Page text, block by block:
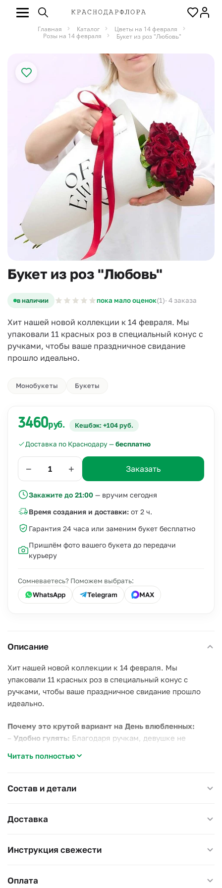
Главная Каталог
Цветы на 14 февраля
Розы на 14 февраля
Букет из роз "Любовь"
Букет из роз "Любовь"
в наличии пока мало оценок(1)· 4 заказа
Хит нашей новой коллекции к 14 февраля. Мы
упаковали 11 красных роз в специальный конус с
ручками, чтобы ваше праздничное свидание
прошло идеально.
Монобукеты Букеты
3460руб. Кешбэк: +104 руб.
Доставка по Краснодару —бесплатно
− + Заказать
Закажите до 21:00 — вручим сегодня
Время создания и доставки: от 2 ч.
Гарантия 24 часа или заменим букет бесплатно
Пришлём фото вашего букета до передачи
курьеру
Сомневаетесь? Поможем выбрать:
WhatsApp
Telegram MAX
Описание
Хит нашей новой коллекции к 14 февраля. Мы
упаковали 11 красных роз в специальный конус с
ручками, чтобы ваше праздничное свидание прошло
идеально.
Почему это крутой вариант на День влюбленных:
– Удобно гулять: Благодаря ручкам, девушке не
положить в кино. Это комфортный формат для
–Классика без мишуры:
–Честность:
Пришлем фото перед доставкой, чтобы вы
Детали:
для февраля);
Читать полностью
Состав и детали
Доставка
Инструкция свежести
Оплата